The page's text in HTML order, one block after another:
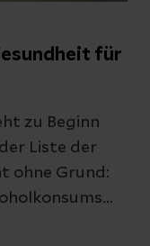
für
zu Beginn
Liste der
ohne Grund:
sondern